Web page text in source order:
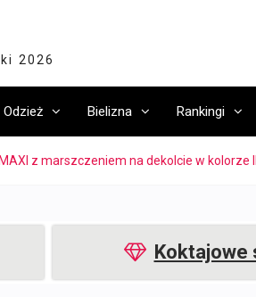
2026
Odzież Bielizna Rankingi
z marszczeniem na dekolcie w kolorze
Koktajowe